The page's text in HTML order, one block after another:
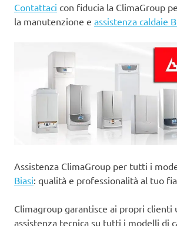
Contattaci con fiducia la ClimaGroup
la manutenzione e assistenza caldaie
Assistenza ClimaGroup per tutti i
Biasi: qualità e professionalità al tuo
Climagroup garantisce ai propri clienti
assistenza tecnica su tutti i modelli di